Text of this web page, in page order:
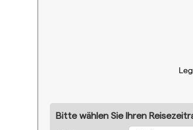
Bitte wählen Sie Ihren